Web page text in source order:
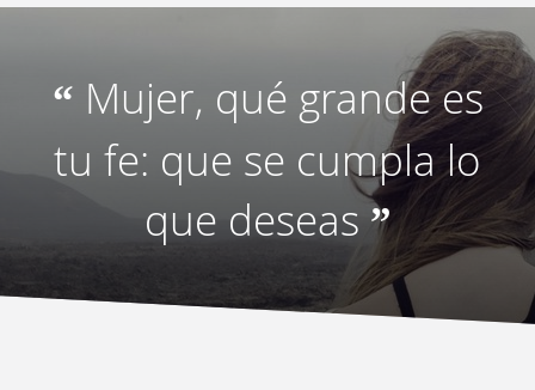
“ Mujer, qué grande es
tu fe: que se cumpla lo
que deseas”